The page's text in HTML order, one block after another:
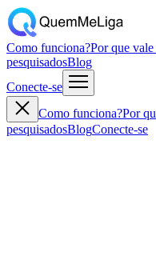
Como funciona?Por que vale
pesquisadosBlog
Conecte-se
Como funciona?Por
pesquisadosBlogConecte-se